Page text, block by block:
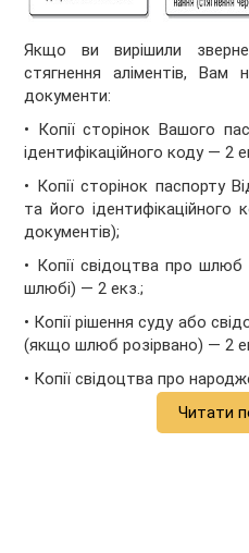
Якщо ви вирішили
стягнення алімен­тів, Вам
документи:
• Копії сторінок Вашого
іден­тифікаційного коду — 2
• Копії сторінок паспорту
та його ідентифікаційного
документів);
• Копії свідоцтва про
шлюбі) — 2 екз.;
• Копії рішення суду або
(якщо шлюб розірвано) — 2
• Копії свідоцтва про
Читати